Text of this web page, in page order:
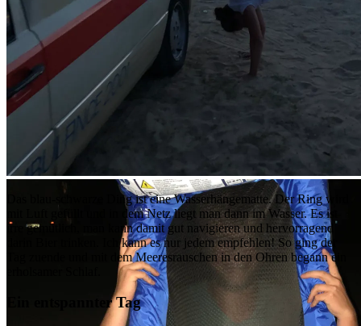
Lasagne
Das blau-schwarze Ding ist eine Wasserhängematte. Der Ring wird
mit Luft gefüllt und in dem Netz liegt man dann im Wasser. Es ist
irre gemütlich, man kann damit gut navigieren und hervorragend
darin Bier trinken. Ich kann es nur jedem empfehlen! So ging der
Tag zuende und mit dem Meeresrauschen in den Ohren begann ein
Ein entspannter Tag